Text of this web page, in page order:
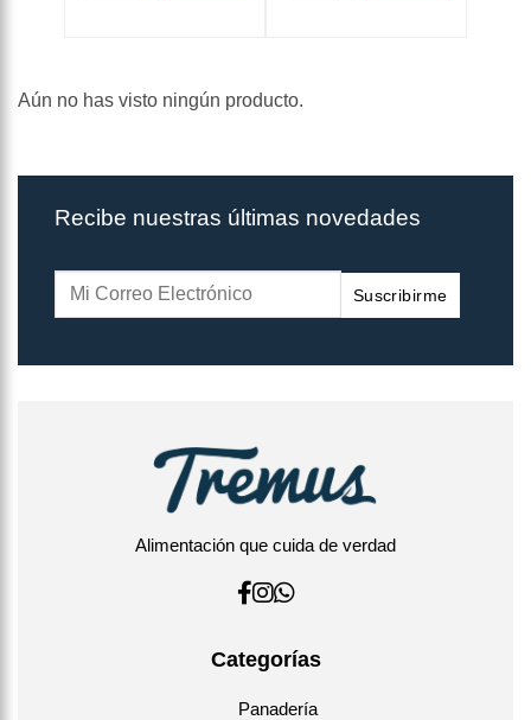
Aún no has visto ningún producto.
Recibe nuestras últimas novedades
Suscribirme
Alimentación que cuida de verdad
Categorías
Panadería